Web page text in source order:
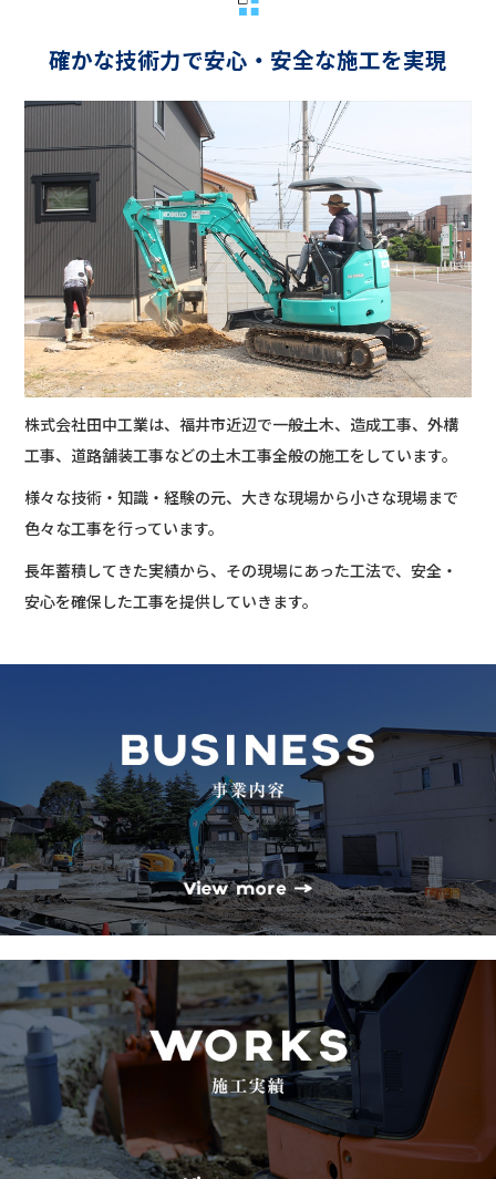
確かな技術力で安心・安全な施工を実現
株式会社田中工業は、福井市近辺で一般土木、造成工事、外構
工事、道路舗装工事などの土木工事全般の施工をしています。
様々な技術・知識・経験の元、大きな現場から小さな現場まで
色々な工事を行っています。
長年蓄積してきた実績から、その現場にあった工法で、安全・
安心を確保した工事を提供していきます。